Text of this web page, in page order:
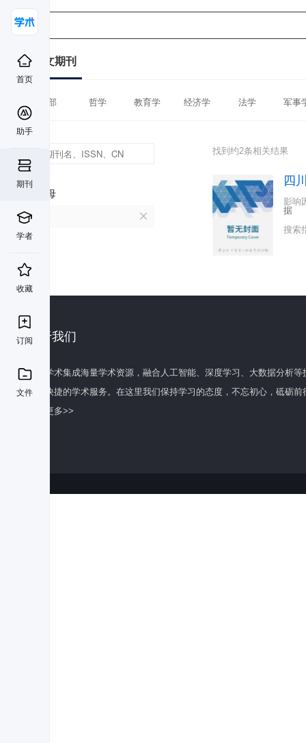
首页
助手
期刊
学者
收藏
订阅
文件
中文期刊
全部 哲学 教育学 经济学 法学 军事
首字母
S
找到约2条相关结果
四
影响
据
搜索
关于我们
百度学术集成海量学术资源，融合人工智能、深度学习、大数据分析
全面快捷的学术服务。在这里我们保持学习的态度，不忘初心，砥砺前
了解更多>>